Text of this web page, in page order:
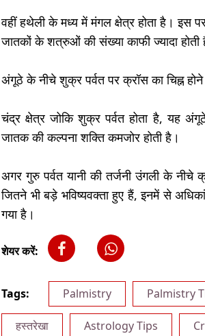
वहीं हथेली के मध्य में मंगल क्षेत्र होता है। इस
जातकों के शत्रुओं की संख्या काफी ज्यादा होती
अंगूठे के नीचे शुक्र पर्वत पर क्रॉस का चिह्न
चंद्र क्षेत्र जोकि शुक्र पर्वत होता है, यह
जातक की कल्पना शक्ति कमजोर होती है।
अगर गुरु पर्वत यानी की तर्जनी उंगली के नीचे
जितने भी बड़े भविष्यवक्ता हुए हैं, इनमें से
गया है।
शेयर करें:
Tags: Palmistry Palmistry
हस्तरेखा Astrology Tips